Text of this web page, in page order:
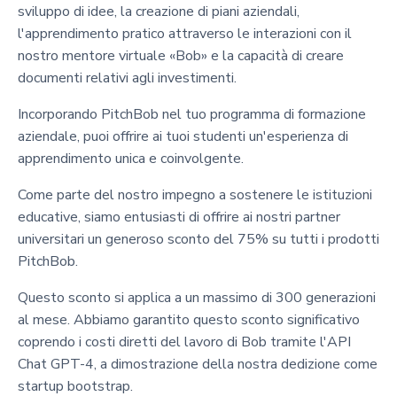
sviluppo di idee, la creazione di piani aziendali,
l'apprendimento pratico attraverso le interazioni con il
nostro mentore virtuale «Bob» e la capacità di creare
documenti relativi agli investimenti.
Incorporando PitchBob nel tuo programma di formazione
aziendale, puoi offrire ai tuoi studenti un'esperienza di
apprendimento unica e coinvolgente.
Come parte del nostro impegno a sostenere le istituzioni
educative, siamo entusiasti di offrire ai nostri partner
universitari un generoso sconto del 75% su tutti i prodotti
PitchBob.
Questo sconto si applica a un massimo di 300 generazioni
al mese. Abbiamo garantito questo sconto significativo
coprendo i costi diretti del lavoro di Bob tramite l'API
Chat GPT-4, a dimostrazione della nostra dedizione come
startup bootstrap.